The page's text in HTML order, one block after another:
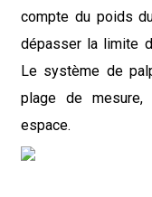
compte du poids
dépasser la limite
Le système de
plage de
espace.